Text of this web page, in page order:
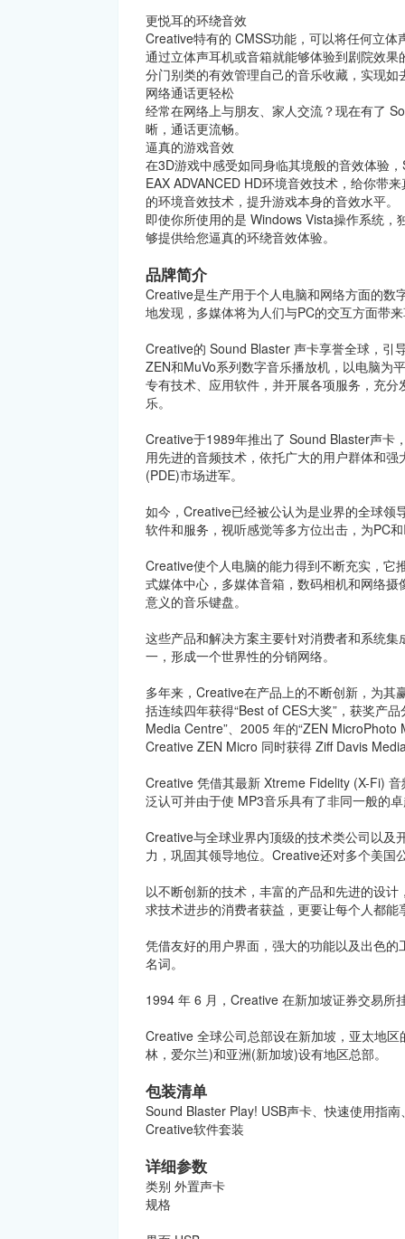
更悦耳的环绕音效
Creative特有的 CMSS功能，可以将任何立
通过立体声耳机或音箱就能够体验到剧院效
分门别类的有效管理自己的音乐收藏，实现
网络通话更轻松
经常在网络上与朋友、家人交流？现在有了
晰，通话更流畅。
逼真的游戏音效
在3D游戏中感受如同身临其境般的音效体验
EAX ADVANCED HD环境音效技术，给你带
的环境音效技术，提升游戏本身的音效水平。
即使你所使用的是 Windows Vista操作系统
够提供给您逼真的环绕音效体验。
品牌简介
Creative是生产用于个人电脑和网络方面的
地发现，多媒体将为人们与PC的交互方面带
Creative的 Sound Blaster 声卡享誉全球，引
ZEN和MuVo系列数字音乐播放机，以电脑为
专有技术、应用软件，并开展各项服务，充
乐。
Creative于1989年推出了 Sound Blaster声卡
用先进的音频技术，依托广大的用户群体和
(PDE)市场进军。
如今，Creative已经被公认为是业界的全球领
软件和服务，视听感觉等多方位出击，为PC
Creative使个人电脑的能力得到不断充实，它
式媒体中心，多媒体音箱，数码相机和网络
意义的音乐键盘。
这些产品和解决方案主要针对消费者和系统
一，形成一个世界性的分销网络。
多年来，Creative在产品上的不断创新，为其
括连续四年获得“Best of CES大奖”，获奖产
Media Centre”、2005 年的“ZEN MicroPhoto
Creative ZEN Micro 同时获得 Ziff Davis
Creative 凭借其最新 Xtreme Fidelity (X-Fi)
泛认可并由于使 MP3音乐具有了非同一般的
Creative与全球业界内顶级的技术类公司以及
力，巩固其领导地位。Creative还对多个美国
以不断创新的技术，丰富的产品和先进的设
求技术进步的消费者获益，更要让每个人都
凭借友好的用户界面，强大的功能以及出色
名词。
1994 年 6 月，Creative 在新加坡证券交易所
Creative 全球公司总部设在新加坡，亚太地
林，爱尔兰)和亚洲(新加坡)设有地区总部。
包装清单
Sound Blaster Play! USB声卡、快速使用指
Creative软件套装
详细参数
类别 外置声卡
规格